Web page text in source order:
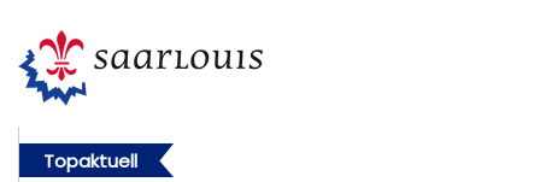
Topaktuell